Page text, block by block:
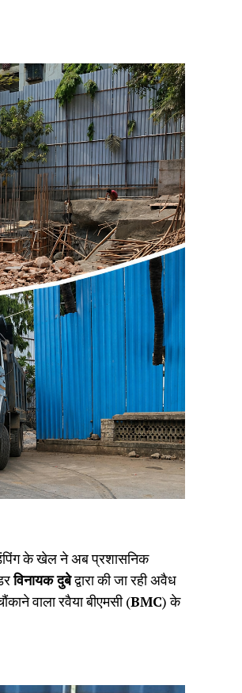
के खेल ने अब प्रशासनिक
विनायक दुबेद्वारा की जा रही अवैध
वाला रवैया बीएमसी (BMC) के